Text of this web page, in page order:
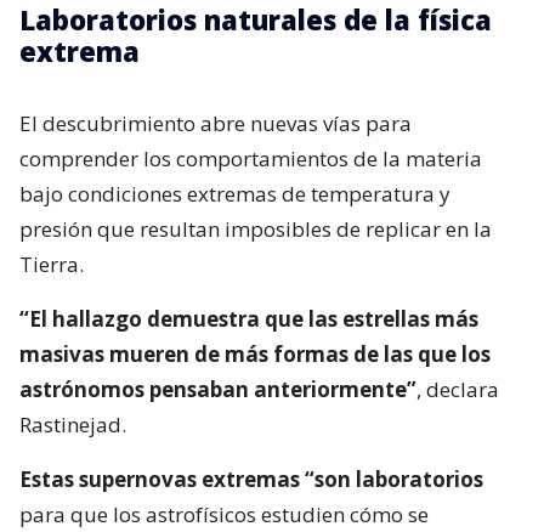
Laboratorios naturales de la física
extrema
El descubrimiento abre nuevas vías para
comprender los comportamientos de la materia
bajo condiciones extremas de temperatura y
presión que resultan imposibles de replicar en la
Tierra.
“El hallazgo demuestra que las estrellas más
masivas mueren de más formas de las que los
astrónomos pensaban anteriormente”, declara
Rastinejad.
Estas supernovas extremas “son laboratorios
para que los astrofísicos estudien cómo se